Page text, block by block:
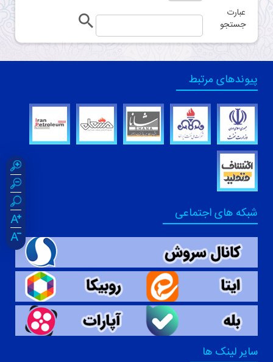
عبارت
جستجو
پیوندهای مرتبط
شبکه های اجتماعی
سایر لینک ها